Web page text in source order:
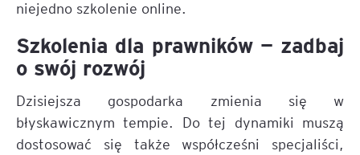
niejedno szkolenie online.
Szkolenia dla prawników — zadbaj
o swój rozwój
Dzisiejsza gospodarka zmienia się w
błyskawicznym tempie. Do tej dynamiki muszą
dostosować się także współcześni specjaliści,